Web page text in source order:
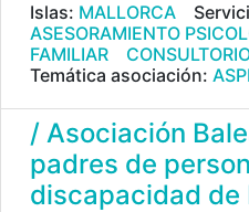
Islas: MALLORCA
ASESORAMIENTO
FAMILIAR
Temática asociación:
/ Asociación
padres de
discapacidad de